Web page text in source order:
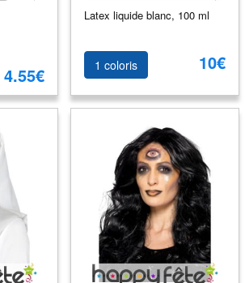
4.55€
Latex liquide blanc, 100 ml
1 coloris 10€